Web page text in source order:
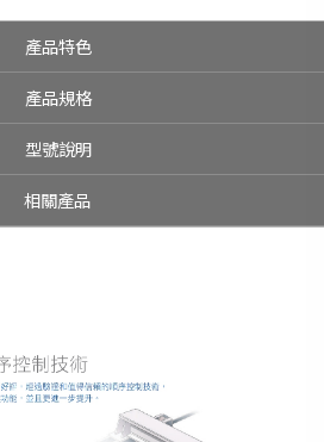
產品特色
產品規格
型號說明
相關產品